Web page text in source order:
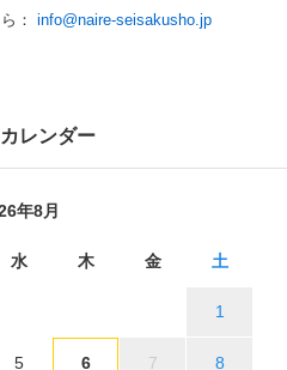
： info@naire-seisakusho.jp
レンダー
年8月
水 木 金 土
1
5 6 7 8